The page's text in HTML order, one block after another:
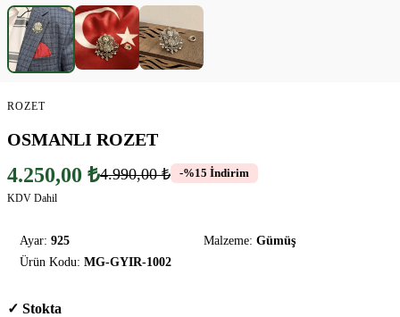
ROZET
OSMANLI ROZET
4.250,00 ₺4.990,00 ₺ -%15 İndirim
KDV Dahil
Ayar: 925 Malzeme: Gümüş
Ürün Kodu: MG-GYIR-1002
✓ Stokta